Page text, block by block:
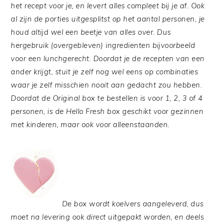
het recept voor je, en levert alles compleet bij je af. Ook
al zijn de porties uitgesplitst op het aantal personen, je
houd altijd wel een beetje van alles over. Dus
hergebruik (overgebleven) ingredienten bijvoorbeeld
voor een lunchgerecht. Doordat je de recepten van een
ander krijgt, stuit je zelf nog wel eens op combinaties
waar je zelf misschien nooit aan gedacht zou hebben.
Doordat de Original box te bestellen is voor 1, 2, 3 of 4
personen, is de Hello Fresh box geschikt voor gezinnen
met kinderen, maar ook voor alleenstaanden.
De box wordt koelvers aangeleverd, dus
moet na levering ook direct uitgepakt worden, en deels